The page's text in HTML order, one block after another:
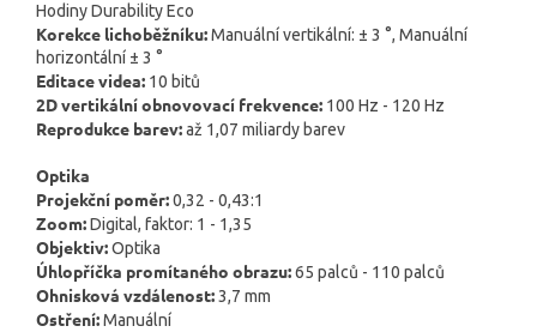
Hodiny Durability Eco
Korekce lichoběžníku:Manuální vertikální: ± 3 °, Manuální
horizontální ± 3 °
Editace videa: 10 bitů
2D vertikální obnovovací frekvence: 100 Hz - 120 Hz
Reprodukce barev:až 1,07 miliardy barev
Optika
Projekční poměr:0,32 - 0,43:1
Zoom:Digital, faktor: 1 - 1,35
Objektiv:Optika
Úhlopříčka promítaného obrazu:65 palců - 110 palců
Ohnisková vzdálenost:3,7 mm
Ostření:Manuální